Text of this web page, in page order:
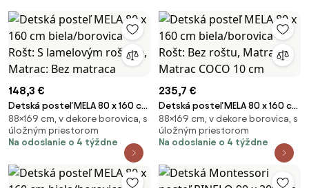
148,3 €
Detská posteľ MELA 80 x 160 cm
biela/borovica Rošt: S
lamelovým roštom, Matrac: Bez
matraca
88×169 cm, v dekore borovica, s
úložným priestorom
Na odoslanie o 4 týždne
235,7 €
Detská posteľ MELA 80 x 160 cm
biela/borovica Rošt: Bez roštu,
Matrac: Matrac COCO 10 cm
88×169 cm, v dekore borovica, s
úložným priestorom
Na odoslanie o 4 týždne